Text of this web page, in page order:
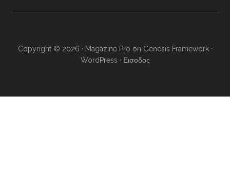
Copyright © 2026 · Magazine Pro on Genesis Framework·
WordPress · Εισοδος